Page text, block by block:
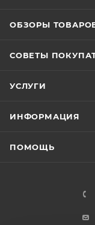
ОБЗОРЫ
СОВЕТЫ
УСЛУГИ
ИНФОРМАЦИЯ
ПОМОЩЬ